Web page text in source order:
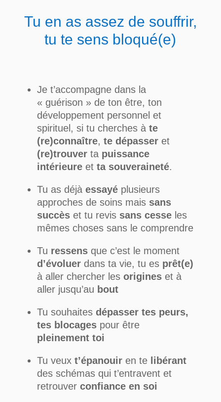
Tu en as assez de souffrir,
tu te sens bloqué(e)
Je t’accompagne dans la
« guérison » de ton être, ton
développement personnel et
spirituel, si tu cherches à te
(re)connaître, te dépasseret
(re)trouverta puissance
intérieureet ta souveraineté.
Tu as déjà essayéplusieurs
approches de soins mais sans
succèset tu revis sans cesseles
mêmes choses sans le comprendre
Tu ressensque c’est le moment
d’évoluerdans ta vie, tu es prêt(e)
à aller chercher les origines et à
aller jusqu’au bout
Tu souhaites dépasser tes peurs,
tes blocagespour être
pleinement toi
Tu veux t’épanouiren te libérant
des schémas qui t’entravent et
retrouver confiance en soi